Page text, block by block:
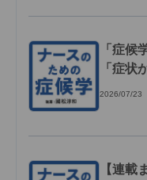
「症候
「症状
2026/07/23
【連載